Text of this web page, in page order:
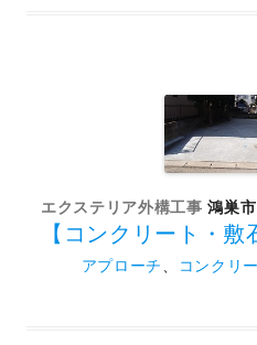
エクステリア外構工事 鴻巣市
【コンクリート・
アプローチ、 コンクリ